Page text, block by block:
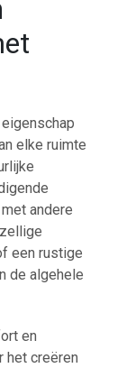
elke ruimte
andere
een rustige
de algehele
en
het creëren